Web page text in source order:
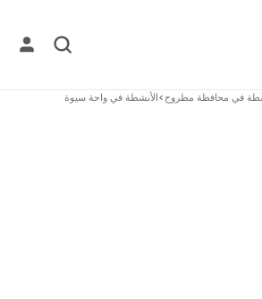
في محافظة مطروح>الأنشطة فيواحة سيوة